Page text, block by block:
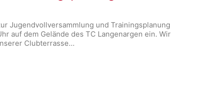
Jugendvollversammlung und Trainingsplanung
auf dem Gelände des TC Langenargen ein. Wir
Clubterrasse…